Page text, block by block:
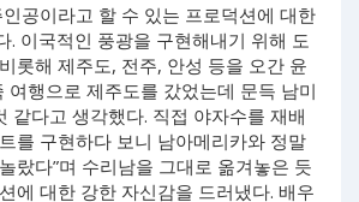
공이라고 할 수 있는 프로덕션에 대한
. 이국적인 풍광을 구현해내기 위해 도
롯해 제주도, 전주, 안성 등을 오간 윤
여행으로 제주도를 갔었는데 문득 남미
같다고 생각했다. 직접 야자수를 재배
를 구현하다 보니 남아메리카와 정말
랐다”며 수리남을 그대로 옮겨놓은 듯
에 대한 강한 자신감을 드러냈다. 배우